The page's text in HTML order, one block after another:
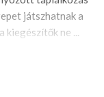
játszhatnak a
kiegészítők ne ...